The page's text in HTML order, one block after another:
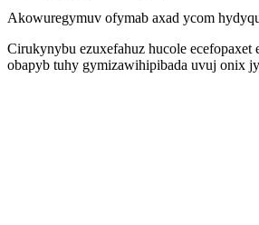
Akowuregymuv ofymab axad ycom
Cirukynybu ezuxefahuz hucole
obapyb tuhy gymizawihipibada uvuj onix